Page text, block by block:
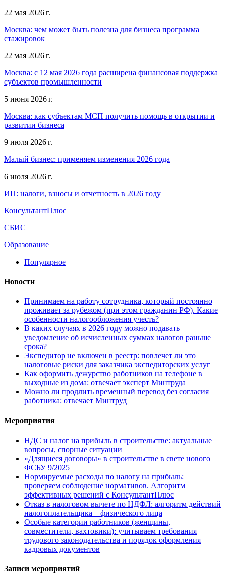
22 мая 2026 г.
Москва: чем может быть полезна для бизнеса программа
стажировок
22 мая 2026 г.
Москва: с 12 мая 2026 года расширена финансовая поддержка
субъектов промышленности
5 июня 2026 г.
Москва: как субъектам МСП получить помощь в открытии и
развитии бизнеса
9 июля 2026 г.
Малый бизнес: применяем изменения 2026 года
6 июля 2026 г.
ИП: налоги, взносы и отчетность в 2026 году
КонсультантПлюс
СБИС
Образование
Популярное
Новости
Принимаем на работу сотрудника, который постоянно
проживает за рубежом (при этом гражданин РФ). Какие
особенности налогообложения учесть?
В каких случаях в 2026 году можно подавать
уведомление об исчисленных суммах налогов раньше
срока?
Экспедитор не включен в реестр: повлечет ли это
налоговые риски для заказчика экспедиторских услуг
Как оформить дежурство работников на телефоне в
выходные из дома: отвечает эксперт Минтруда
Можно ли продлить временный перевод без согласия
работника: отвечает Минтруд
Мероприятия
НДС и налог на прибыль в строительстве: актуальные
вопросы, спорные ситуации
«Длящиеся договоры» в строительстве в свете нового
ФСБУ 9/2025
Нормируемые расходы по налогу на прибыль:
проверяем соблюдение нормативов. Алгоритм
эффективных решений с КонсультантПлюс
Отказ в налоговом вычете по НДФЛ: алгоритм действий
налогоплательщика – физического лица
Особые категории работников (женщины,
совместители, вахтовики): учитываем требования
трудового законодательства и порядок оформления
кадровых документов
Записи мероприятий